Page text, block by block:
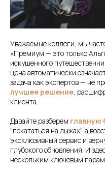
Уважаемые коллеги, мы
«Премиум — это только
искушенного
цена автоматически
задача как экспертов — не
лучшее решение,
клиента.
Давайте разберем главную
"покататься на лыжах", а
эксклюзивный сервис и
глубокого обновления. И
нескольким ключевым